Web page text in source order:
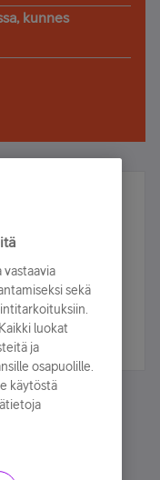
kunnes
arvonnassa.
vastaavia
sekä
luokat
ja
osapuolille.
käytöstä